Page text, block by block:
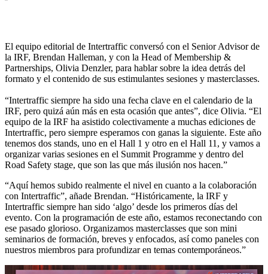
El equipo editorial de Intertraffic conversó con el Senior Advisor de
la IRF, Brendan Halleman, y con la Head of Membership &
Partnerships, Olivia Denzler, para hablar sobre la idea detrás del
formato y el contenido de sus estimulantes sesiones y masterclasses.
“Intertraffic siempre ha sido una fecha clave en el calendario de la
IRF, pero quizá aún más en esta ocasión que antes”, dice Olivia. “El
equipo de la IRF ha asistido colectivamente a muchas ediciones de
Intertraffic, pero siempre esperamos con ganas la siguiente. Este año
tenemos dos stands, uno en el Hall 1 y otro en el Hall 11, y vamos a
organizar varias sesiones en el Summit Programme y dentro del
Road Safety stage, que son las que más ilusión nos hacen.”
“Aquí hemos subido realmente el nivel en cuanto a la colaboración
con Intertraffic”, añade Brendan. “Históricamente, la IRF y
Intertraffic siempre han sido ‘algo’ desde los primeros días del
evento. Con la programación de este año, estamos reconectando con
ese pasado glorioso. Organizamos masterclasses que son mini
seminarios de formación, breves y enfocados, así como paneles con
nuestros miembros para profundizar en temas contemporáneos.”